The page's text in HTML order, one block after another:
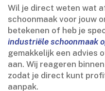
Wil je direct weten wat
schoonmaak voor jouw
betekenen of heb je
industriële schoonmaak
gemakkelijk een advies
aan.​ Wij reageren
zodat je direct kunt
aanpak.​